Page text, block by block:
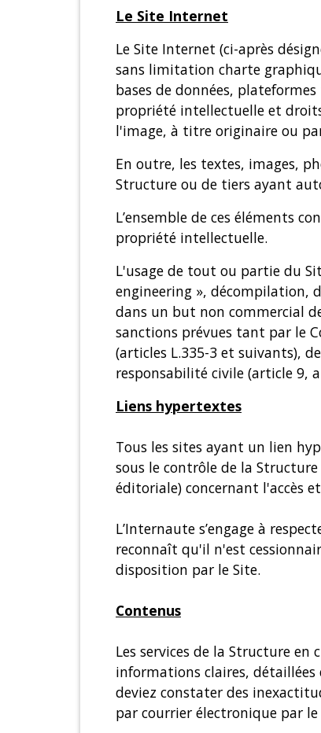
Le Site Internet
Le Site Internet (ci-après
sans limitation charte
bases de données,
propriété intellectuelle et
l'image, à titre originaire ou
En outre, les textes, images,
Structure ou de tiers ayant
L’ensemble de ces éléments
propriété intellectuelle.
L'usage de tout ou partie du
engineering », décompilation,
dans un but non commercial
sanctions prévues tant par le
(articles L.335-3 et suivants),
responsabilité civile (article 9,
Liens hypertextes
Tous les sites ayant un lien
sous le contrôle de la
éditoriale) concernant l'accès
L’Internaute s’engage à
reconnaît qu'il n'est
disposition par le Site.
Contenus
Les services de la Structure
informations claires,
deviez constater des
par courrier électronique par